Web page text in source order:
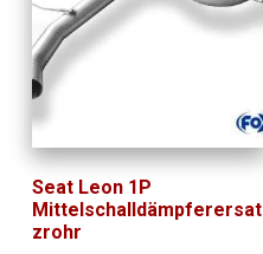
Seat Leon 1P
Mittelschalldämpferersat
zrohr